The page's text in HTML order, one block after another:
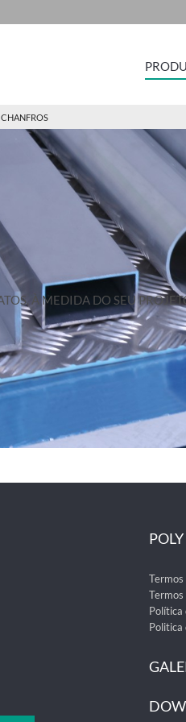
CHANFROS
À MEDIDA DO SEU
Termos
Termos
Política
Politica